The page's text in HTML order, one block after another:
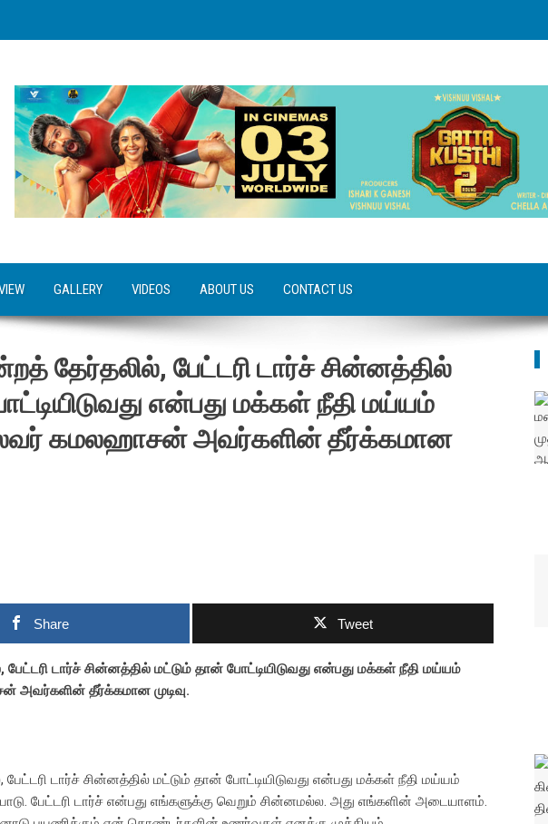
GALLERY VIDEOS ABOUT US CONTACT US
தேர்தலில், பேட்டரி டார்ச் சின்னத்தில்
என்பது மக்கள் நீதி மய்யம்
கமலஹாசன் அவர்களின் தீர்க்கமான
Share Tweet
டார்ச் சின்னத்தில் மட்டும் தான் போட்டியிடுவது என்பது மக்கள் நீதி மய்யம்
அவர்களின் தீர்க்கமான முடிவு.
டார்ச் சின்னத்தில் மட்டும் தான் போட்டியிடுவது என்பது மக்கள் நீதி மய்யம்
பேட்டரி டார்ச் என்பது எங்களுக்கு வெறும் சின்னமல்ல. அது எங்களின் அடையாளம்.